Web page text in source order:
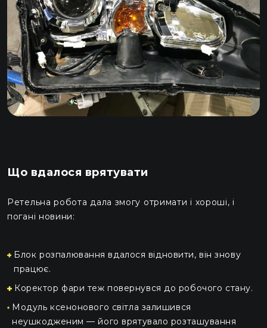
Що вдалося врятувати
Ретельна робота дала змогу отримати і хороші, і
погані новини:
Блок розпалювання вдалося відновити, він знову
працює.
Коректор фари теж повернувся до робочого стану.
Модуль ксенонового світла залишився
неушкодженим — його врятувало розташування